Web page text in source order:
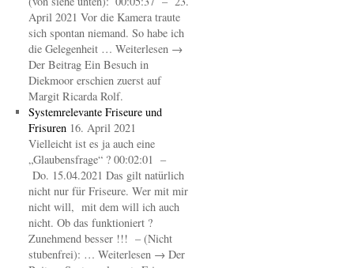
April 2021 Vor die Kamera traute
sich spontan niemand. So habe ich
die Gelegenheit … Weiterlesen →
Der Beitrag Ein Besuch in
Diekmoor erschien zuerst auf
Margit Ricarda Rolf.
Systemrelevante Friseure und
Frisuren 16. April 2021
Vielleicht ist es ja auch eine
„Glaubensfrage“ ? 00:02:01 –
Do. 15.04.2021 Das gilt natürlich
nicht nur für Friseure. Wer mit mir
nicht will, mit dem will ich auch
nicht. Ob das funktioniert ?
Zunehmend besser !!! – (Nicht
stubenfrei): … Weiterlesen → Der